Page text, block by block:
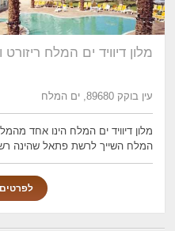
מלון דיוויד ים המלח
עין בוקק 89680, ים המלח
מלון דיוויד ים המלח הינו אחד
המלח השייך לרשת פתאל שהינה